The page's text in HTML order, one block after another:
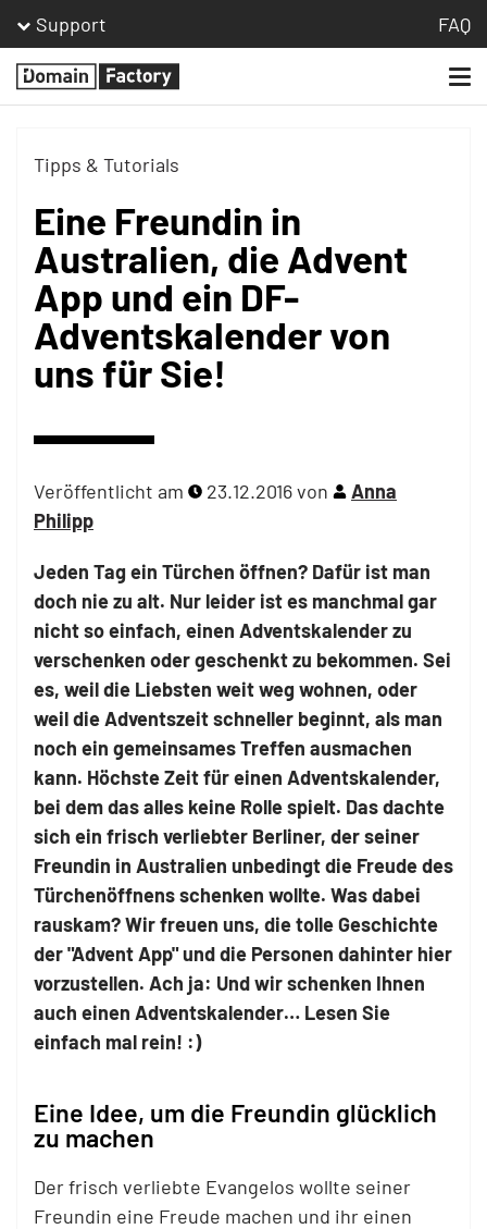
Support FAQ
Homepage
Tipps & Tutorials
Eine Freundin in
Australien, die Advent
App und ein DF-
Adventskalender von
uns für Sie!
Veröffentlicht am 23.12.2016von
Anna
Philipp
Jeden Tag ein Türchen öffnen? Dafür ist man
doch nie zu alt. Nur leider ist es manchmal gar
nicht so einfach, einen Adventskalender zu
verschenken oder geschenkt zu bekommen. Sei
es, weil die Liebsten weit weg wohnen, oder
weil die Adventszeit schneller beginnt, als man
noch ein gemeinsames Treffen ausmachen
kann. Höchste Zeit für einen Adventskalender,
bei dem das alles keine Rolle spielt. Das dachte
sich ein frisch verliebter Berliner, der seiner
Freundin in Australien unbedingt die Freude des
Türchenöffnens schenken wollte. Was dabei
rauskam? Wir freuen uns, die tolle Geschichte
der "Advent App" und die Personen dahinter hier
vorzustellen. Ach ja: Und wir schenken Ihnen
auch einen Adventskalender… Lesen Sie
einfach mal rein! :)
Eine Idee, um die Freundin glücklich
zu machen
Der frisch verliebte Evangelos wollte seiner
Freundin eine Freude machen und ihr einen